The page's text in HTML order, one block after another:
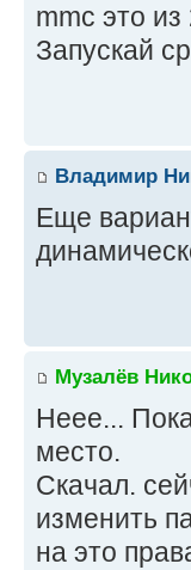
mmc это
Запускай
Владимир
Еще
Музалёв
Неее...
место.
Скачал.
изменить
на это